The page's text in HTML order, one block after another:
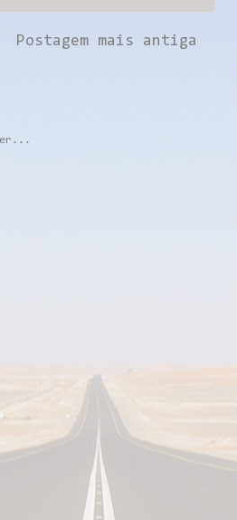
Postagem mais antiga